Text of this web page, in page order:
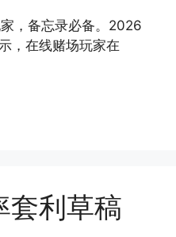
，备忘录必备。2026
，在线赌场玩家在
套利草稿